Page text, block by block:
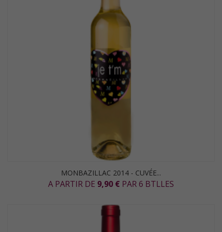
MONBAZILLAC 2014 - CUVÉE...
A PARTIR DE 9,90 € PAR 6 BTLLES